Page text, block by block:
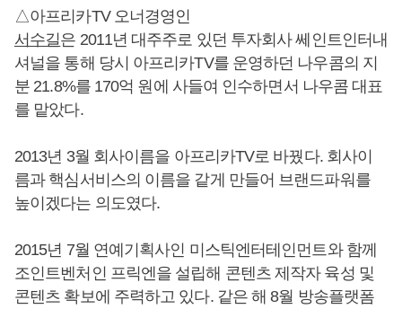
△아프리카TV 오너경영인
서수길은 2011년 대주주로 있던 투자회사 쎄인트인터내
셔널을 통해 당시 아프리카TV를 운영하던 나우콤의 지
분 21.8%를 170억 원에 사들여 인수하면서 나우콤 대표
를 맡았다.
2013년 3월 회사이름을 아프리카TV로 바꿨다. 회사이
름과 핵심서비스의 이름을 같게 만들어 브랜드파워를
높이겠다는 의도였다.
2015년 7월 연예기획사인 미스틱엔터테인먼트와 함께
조인트벤처인 프릭엔을 설립해 콘텐츠 제작자 육성 및
콘텐츠 확보에 주력하고 있다. 같은 해 8월 방송플랫폼